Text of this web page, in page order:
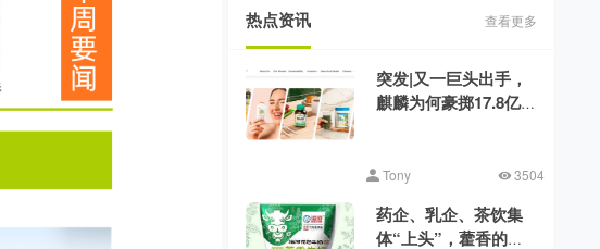
热点资讯 查看更多
突发|又一巨头出手，
麒麟为何豪掷17.8亿美
Tony 3504
药企、乳企、茶饮集
体“上头”，藿香的时